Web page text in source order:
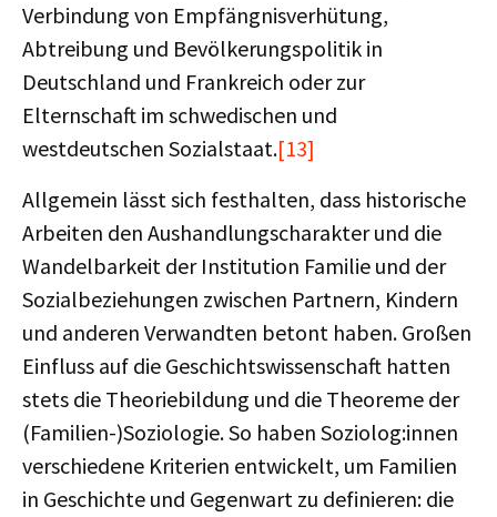
Verbindung von Empfängnisverhütung,
Abtreibung und Bevölkerungspolitik in
Deutschland und Frankreich oder zur
Elternschaft im schwedischen und
westdeutschen Sozialstaat.[13]
Allgemein lässt sich festhalten, dass historische
Arbeiten den Aushandlungscharakter und die
Wandelbarkeit der Institution Familie und der
Sozialbeziehungen zwischen Partnern, Kindern
und anderen Verwandten betont haben. Großen
Einfluss auf die Geschichtswissenschaft hatten
stets die Theoriebildung und die Theoreme der
(Familien-)Soziologie. So haben Soziolog:innen
verschiedene Kriterien entwickelt, um Familien
in Geschichte und Gegenwart zu definieren: die